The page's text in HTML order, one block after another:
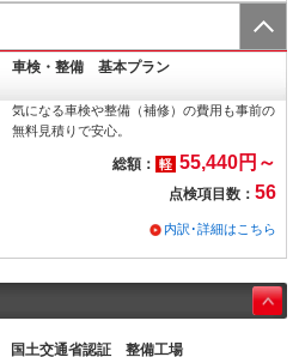
車検・整備 基本プラン
気になる車検や整備（補修）の費用も事前の
無料見積りで安心。
総額： 軽 55,440円～
点検項目数： 56
内訳･詳細はこちら
国土交通省認証 整備工場